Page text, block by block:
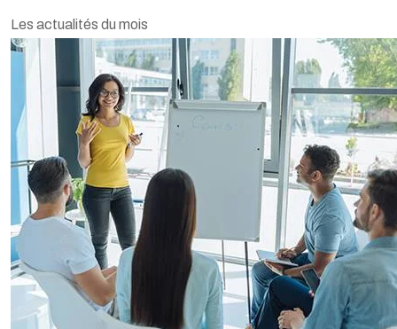
Les actualités du mois